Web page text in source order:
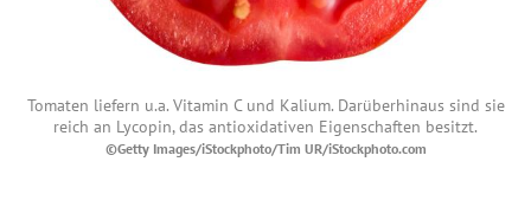
Tomaten liefern u.a. Vitamin C und Kalium. Darüberhinaus sind sie
reich an Lycopin, das antioxidativen Eigenschaften besitzt.
©Getty Images/iStockphoto/Tim UR/iStockphoto.com